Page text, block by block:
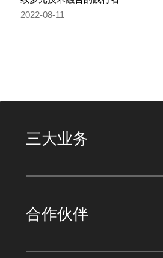
2022-08-11
三大业务
合作伙伴